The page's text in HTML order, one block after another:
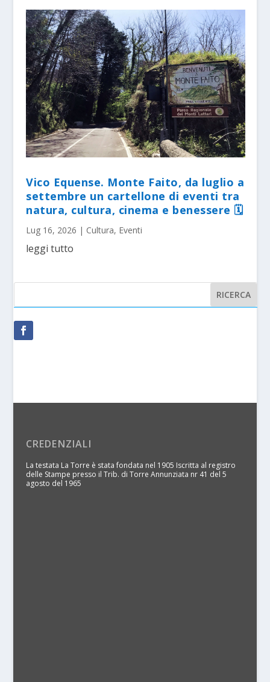
Vico Equense. Monte Faito, da luglio a
settembre un cartellone di eventi tra
natura, cultura, cinema e benessere 🗓
Lug 16, 2026 | Cultura, Eventi
leggi tutto
CREDENZIALI
La testata La Torre è stata fondata nel 1905 Iscritta al registro
delle Stampe presso il Trib. di Torre Annunziata nr 41 del 5
agosto del 1965